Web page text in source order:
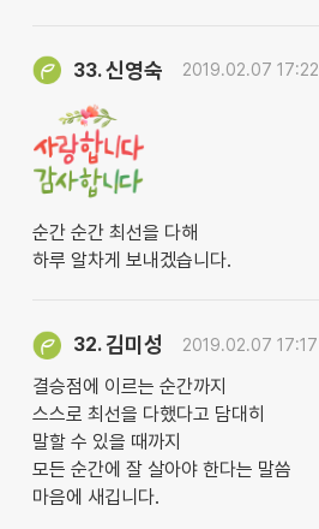
33.신영숙 2019.02.07 17:22
순간 순간 최선을 다해
하루 알차게 보내겠습니다.
32.김미성 2019.02.07 17:17
결승점에 이르는 순간까지
스스로 최선을 다했다고 담대히
말할 수 있을 때까지
모든 순간에 잘 살아야 한다는 말씀
마음에 새깁니다.